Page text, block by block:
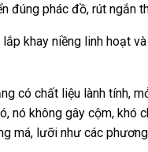
đúng phác đồ, rút ngắn
khay niềng linh hoạt
có chất liệu lành tính,
nó không gây cộm, khó
má, lưỡi như các